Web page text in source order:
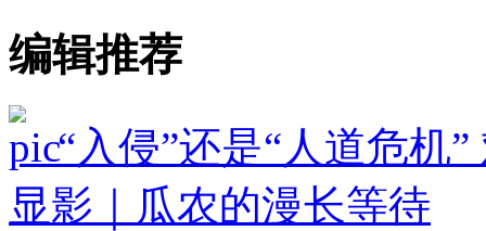
编辑推荐
“入侵”还是“人道危机
显影｜瓜农的漫长等待